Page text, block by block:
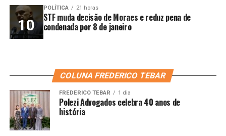
POLÍTICA 21 horas
STF muda decisão de Moraes e reduz pena de
condenada por 8 de janeiro
COLUNA FREDERICO TEBAR
FREDERICO TEBAR 1 dia
Polezi Advogados celebra 40 anos de
história